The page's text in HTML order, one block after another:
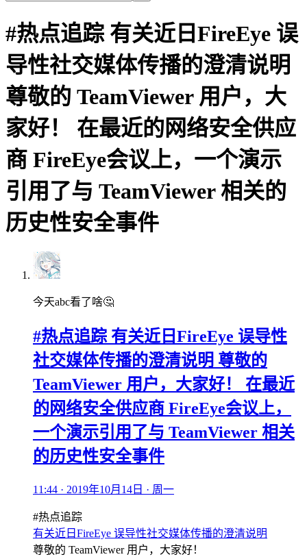
#热点追踪 有关近日FireEye 误
导性社交媒体传播的澄清说明
尊敬的 TeamViewer 用户，大
家好！ 在最近的网络安全供应
商 FireEye会议上，一个演示
引用了与 TeamViewer 相关的
历史性安全事件
今天abc看了啥🤔
#热点追踪 有关近日FireEye 误导性
社交媒体传播的澄清说明 尊敬的
TeamViewer 用户，大家好！ 在最近
的网络安全供应商 FireEye会议上，
一个演示引用了与 TeamViewer 相关
的历史性安全事件
11:44 · 2019年10月14日 · 周一
#热点追踪
有关近日FireEye 误导性社交媒体传播的澄清说明
尊敬的 TeamViewer 用户，大家好！